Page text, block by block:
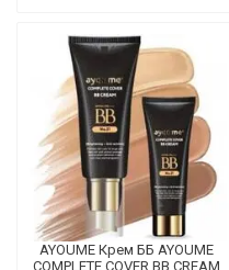
AYOUME Крем ББ AYOUME
COMPLETE COVER BB CREAM